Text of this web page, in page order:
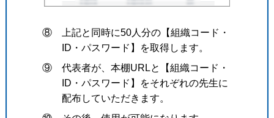
⑧ 上記と同時に50人分の【組織コード・
ID・パスワード】を取得します。
⑨ 代表者が、本棚URLと【組織コード・
ID・パスワード】をそれぞれの先生に
配布していただきます。